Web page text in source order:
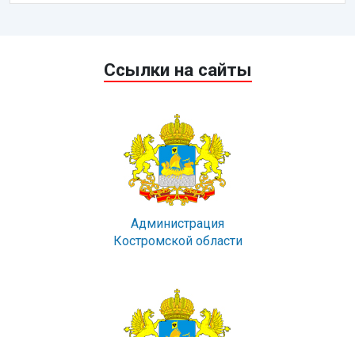
Ссылки на сайты
Администрация
Костромской области